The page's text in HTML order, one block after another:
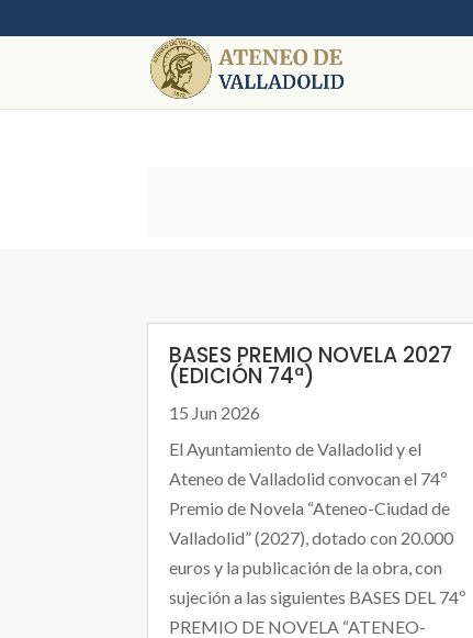
BASES PREMIO NOVELA 2027
(EDICIÓN 74ª)
15 Jun 2026
El Ayuntamiento de Valladolid y el
Ateneo de Valladolid convocan el 74º
Premio de Novela “Ateneo-Ciudad de
Valladolid” (2027), dotado con 20.000
euros y la publicación de la obra, con
sujeción a las siguientes BASES DEL 74º
PREMIO DE NOVELA “ATENEO-